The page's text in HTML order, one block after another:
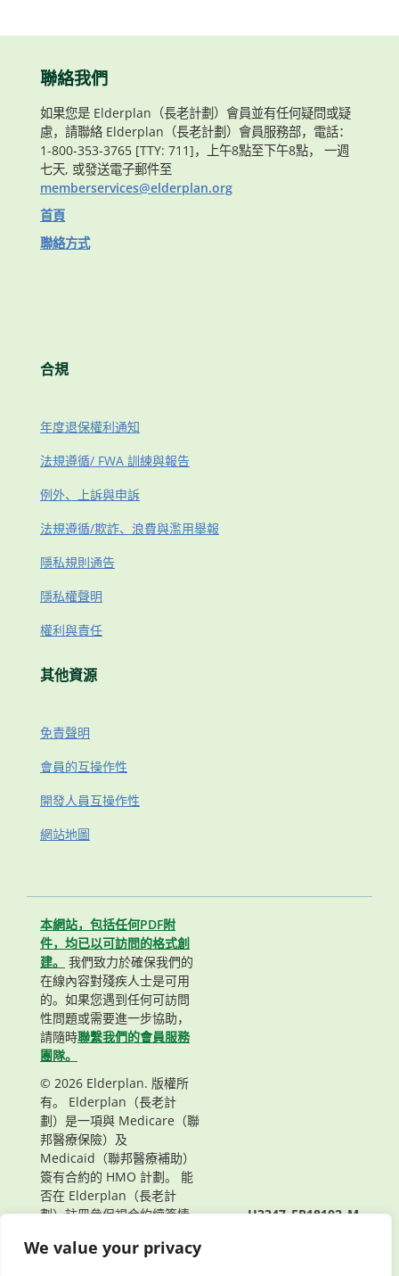
We value your privacy
聯絡我們
如果您是 Elderplan（長老計劃）會員並有任何疑問或疑
慮，請聯絡 Elderplan（長老計劃）會員服務部，電話：
1-800-353-3765 [TTY: 711]，上午8點至下午8點， 一週
七天, 或發送電子郵件至
memberservices@elderplan.org
首頁
聯絡方式
合規
年度退保權利通知
法規遵循/ FWA 訓練與報告
例外、上訴與申訴
法規遵循/欺詐、浪費與濫用舉報
隱私規則通告
隱私權聲明
權利與責任
其他資源
免責聲明
會員的互操作性
開發人員互操作性
網站地圖
本網站，包括任何PDF附
件，均已以可訪問的格式創
建。
我們致力於確保我們的
在線內容對殘疾人士是可用
的。如果您遇到任何可訪問
性問題或需要進一步協助，
請隨時聯繫我們的會員服務
團隊。
© 2026 Elderplan. 版權所
有。 Elderplan（長老計
劃）是一項與 Medicare（聯
邦醫療保險）及
Medicaid（聯邦醫療補助）
簽有合約的 HMO 計劃。 能
否在 Elderplan（長老計
劃）註冊參保視合約續簽情
H3347_EP18102_M